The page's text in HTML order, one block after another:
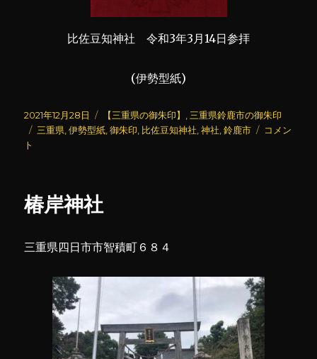
比佐豆知神社 令和3年3月14日参拝
(伊勢型紙)
投
稿
日:
2021年12月28日
カ
テ
【三重県の御朱印】
三重県鈴鹿市の御朱印
タ
三重県 ,伊勢型紙 ,御朱印 比佐豆知神社 ,神社 ,鈴鹿市
比
コメン
ト
椿岸神社
三重県四日市市智積町６８４